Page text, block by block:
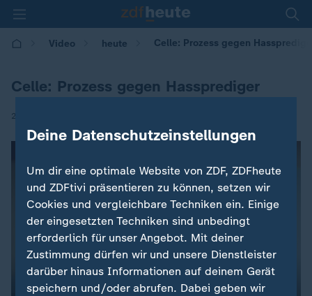
Video heute Celle: Prozess gegen
Celle: Prozess gegen Hassprediger
26.09.2017 | 09:24
Deine Datenschutzeinstellungen
Um dir eine optimale Website von ZDF, ZDFheute
und ZDFtivi präsentieren zu können, setzen wir
Cookies und vergleichbare Techniken ein. Einige
der eingesetzten Techniken sind unbedingt
erforderlich für unser Angebot. Mit deiner
Zustimmung dürfen wir und unsere Dienstleister
darüber hinaus Informationen auf deinem Gerät
speichern und/oder abrufen. Dabei geben wir